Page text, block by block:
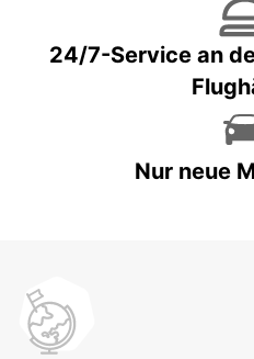
24/7-Service an
Nur neue